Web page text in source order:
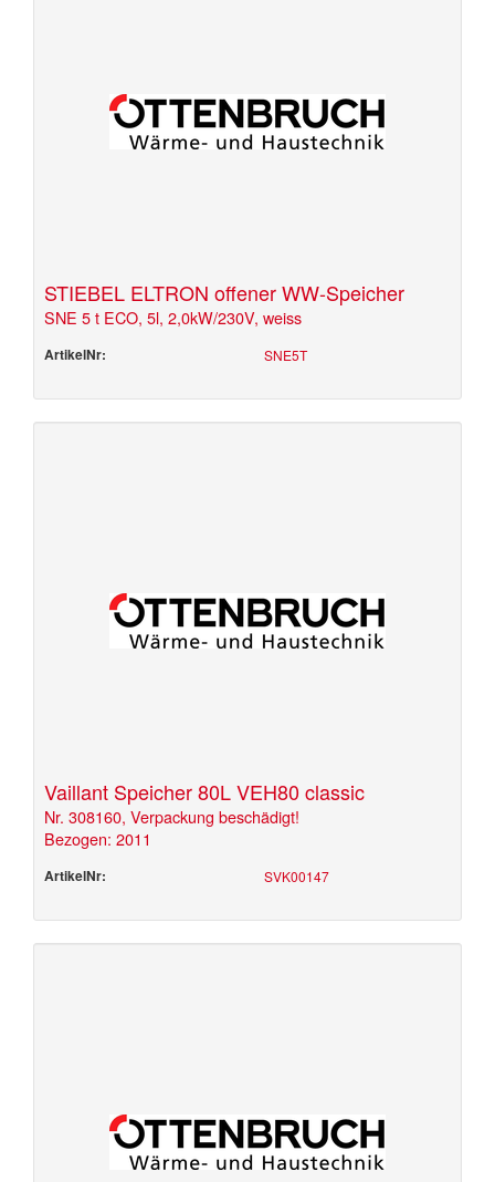
STIEBEL ELTRON offener WW-Speicher
SNE 5 t ECO, 5l, 2,0kW/230V, weiss
ArtikelNr: SNE5T
Vaillant Speicher 80L VEH80 classic
Nr. 308160, Verpackung beschädigt!
Bezogen: 2011
ArtikelNr: SVK00147